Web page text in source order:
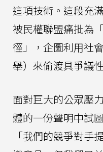
這項技術。這段充
被民權聯盟痛批為
徑」，企圖利用社
舉）來偷渡具爭議
面對巨大的公眾壓
體的一份聲明中試
「我們的競爭對手